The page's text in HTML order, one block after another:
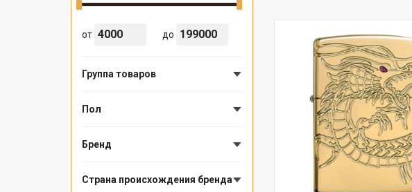
от до
Группа товаров
Пол
Бренд
Страна происхождения бренда